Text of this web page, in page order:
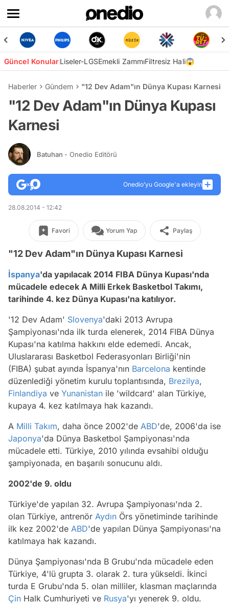
Güncel KonularLiseler-LGSEmekli ZammıFiltresiz Hali😱
Haberler Gündem "12 Dev Adam"ın Dünya Kupası Karnesi
"12 Dev Adam"ın Dünya Kupası
Karnesi
Batuhan - Onedio Editörü
Onedio’yu Google'a ekleyin
28.08.2014 - 12:42
Favori Yorum Yap Paylaş
"12 Dev Adam"ın Dünya Kupası Karnesi
İspanya'da yapılacak 2014 FIBA Dünya Kupası'nda
mücadele edecek A Milli Erkek Basketbol Takımı,
tarihinde 4. kez Dünya Kupası'na katılıyor.
'12 Dev Adam' Slovenya'daki 2013 Avrupa
Şampiyonası'nda ilk turda elenerek, 2014 FIBA Dünya
Kupası'na katılma hakkını elde edemedi. Ancak,
Uluslararası Basketbol Federasyonları Birliği'nin
(FIBA) şubat ayında İspanya'nın Barcelona kentinde
düzenlediği yönetim kurulu toplantısında, Brezilya,
Finlandiya ve Yunanistan ile 'wildcard' alan Türkiye,
kupaya 4. kez katılmaya hak kazandı.
A Milli Takım, daha önce 2002'de ABD'de, 2006'da ise
Japonya'da Dünya Basketbol Şampiyonası'nda
mücadele etti. Türkiye, 2010 yılında evsahibi olduğu
şampiyonada, en başarılı sonucunu aldı.
2002'de 9. oldu
Türkiye'de yapılan 32. Avrupa Şampiyonası'nda 2.
olan Türkiye, antrenör Aydın Örs yönetiminde tarihinde
ilk kez 2002'de ABD'de yapılan Dünya Şampiyonası'na
katılmaya hak kazandı.
Dünya Şampiyonası'nda B Grubu'nda mücadele eden
Türkiye, 4'lü grupta 3. olarak 2. tura yükseldi. İkinci
turda E Grubu'nda 5. olan milliler, klasman maçlarında
Çin Halk Cumhuriyeti ve Rusya'yı yenerek 9. oldu.